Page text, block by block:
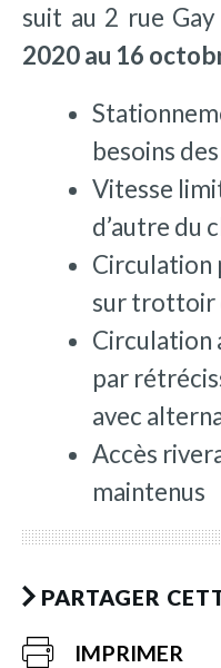
suit au 2 rue Gay
2020 au 16
besoins
Vitesse
d’autre du
Circulation
sur trottoir
Circulation
par
avec
Accès
maintenus
PARTAGER
IMPRIMER